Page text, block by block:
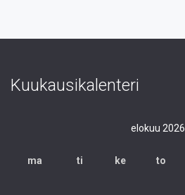
Kuukausikalenteri
elokuu 2026
ma ti ke to